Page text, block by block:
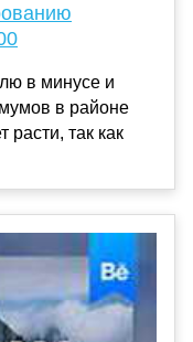
в минусе и
в районе
так как